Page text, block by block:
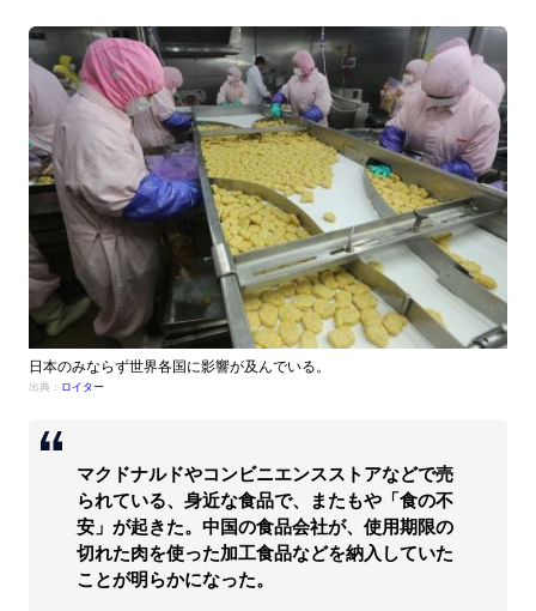
日本のみならず世界各国に影響が及んでいる。
出典： ロイター
マクドナルドやコンビニエンスストアなどで売
られている、身近な食品で、またもや「食の不
安」が起きた。中国の食品会社が、使用期限の
切れた肉を使った加工食品などを納入していた
ことが明らかになった。